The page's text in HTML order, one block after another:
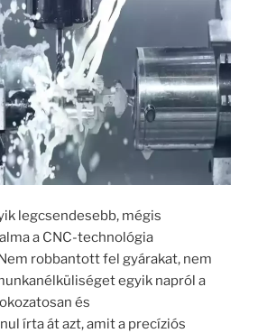
legcsendesebb, mégis
a CNC-technológia
robbantott fel gyárakat, nem
egyik napról a
és
írta át azt, amit a precíziós